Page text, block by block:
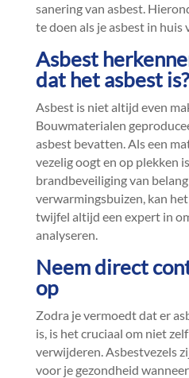
sanering van asbest.​
te doen als je asbest in huis
Asbest
dat het asbest is?
Asbest is niet altijd even
Bouwmaterialen
asbest bevatten.​ Als een
vezelig oogt en op plekken
brandbeveiliging van
verwarmingsbuizen, kan
twijfel altijd een expert in
analyseren.​
Neem direct
op
Zodra je vermoedt dat er
is, is het cruciaal om niet
verwijderen.​ Asbestvezels
voor je gezondheid